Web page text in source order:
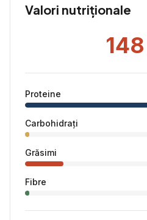
Valori nutriționale
148
Proteine
Carbohidrați
Grăsimi
Fibre